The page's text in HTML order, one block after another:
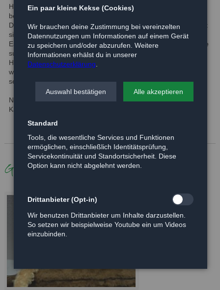
Henry und Anton sind zwei Brüder, die wir von einem
befreundeten Verein übernommen haben.
Die zwei Kater sind anfänglich etwas zurückhaltend. Dies ändert
sich aber, wenn sie den Menschen als etwas Positives erleben.
Es handelt sich um zwei ruhige Kater, für die wir ruhige Zuhause
suchen.
Henry und Anton müssen nicht zwingend zusammen vermittelt
werden, aber es sollten andere Katzen im Haushalt vorhanden
sein.
Nach einer entsprechenden Eingewöhnungszeit möchten die
Kater wieder Freigang genießen dürfen.
Galerie
Ein paar kleine Kekse (Cookies)
Wir brauchen deine Zustimmung bei vereinzelten
Datennutzungen um Informationen auf einem Gerät
zu speichern und/oder abzurufen. Weitere
Informationen erhälst du in unserer
Datenschutzerklärung
Auswahl bestätigen Alle akzeptieren
Standard
Tools, die wesentliche Services und Funktionen
ermöglichen, einschließlich Identitätsprüfung,
Servicekontinuität und Standortsicherheit. Diese
Option kann nicht abgelehnt werden.
Drittanbieter (Opt-in)
Wir benutzen Drittanbieter um Inhalte darzustellen.
So setzen wir beispielweise Youtube ein um Videos
einzubinden.